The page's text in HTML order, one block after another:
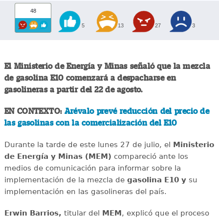
48
5 13 27 3
El Ministerio de Energía y Minas señaló que la mezcla
de gasolina E10 comenzará a despacharse en
gasolineras a partir del 22 de agosto.
EN CONTEXTO: Arévalo prevé reducción del precio de
las gasolinas con la comercialización del E10
Durante la tarde de este lunes 27 de julio, el Ministerio
de Energía y Minas (MEM) compareció ante los
medios de comunicación para informar sobre la
implementación de la mezcla de gasolina E10 ysu
implementación en las gasolineras del país.
Erwin Barrios, titular del MEM, explicó que el proceso